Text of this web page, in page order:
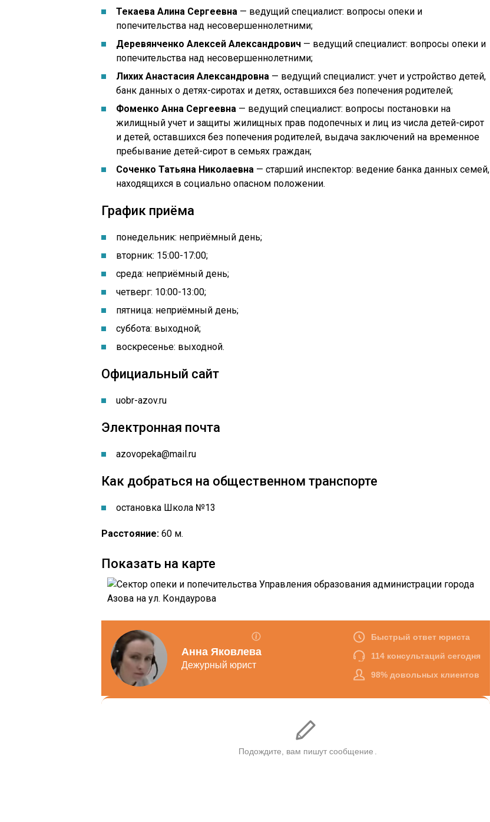
Текаева Алина Сергеевна — ведущий специалист: вопросы опеки и
попечительства над несовершеннолетними;
Деревянченко Алексей Александрович — ведущий специалист: вопросы опеки и
попечительства над несовершеннолетними;
Лихих Анастасия Александровна — ведущий специалист: учет и устройство детей,
банк данных о детях-сиротах и детях, оставшихся без попечения родителей;
Фоменко Анна Сергеевна — ведущий специалист: вопросы постановки на
жилищный учет и защиты жилищных прав подопечных и лиц из числа детей-сирот
и детей, оставшихся без попечения родителей, выдача заключений на временное
пребывание детей-сирот в семьях граждан;
Соченко Татьяна Николаевна — старший инспектор: ведение банка данных семей,
находящихся в социально опасном положении.
График приёма
понедельник: неприёмный день;
вторник: 15:00-17:00;
среда: неприёмный день;
четверг: 10:00-13:00;
пятница: неприёмный день;
суббота: выходной;
воскресенье: выходной.
Официальный сайт
uobr-azov.ru
Электронная почта
azovopeka@mail.ru
Как добраться на общественном транспорте
остановка Школа №13
Расстояние: 60 м.
Показать на карте